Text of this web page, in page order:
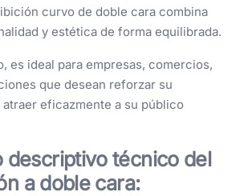
curvo de doble cara combina
y estética de forma equilibrada.
es ideal para empresas, comercios,
que desean reforzar su
eficazmente a su público
descriptivo técnico del
a doble cara: